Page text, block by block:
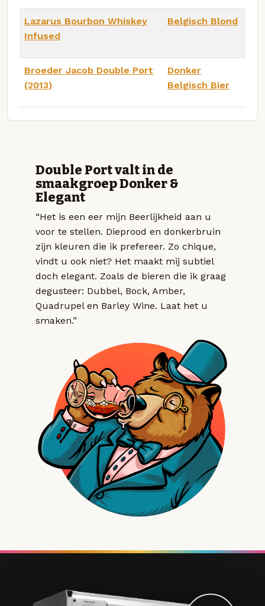
Lazarus Bourbon Whiskey
Infused
Belgisch Blond
Broeder Jacob Double Port
(2013)
Donker
Belgisch Bier
Double Port valt in de
smaakgroep Donker &
Elegant
“Het is een eer mijn Beerlijkheid aan u
voor te stellen. Dieprood en donkerbruin
zijn kleuren die ik prefereer. Zo chique,
vindt u ook niet? Het maakt mij subtiel
doch elegant. Zoals de bieren die ik graag
degusteer: Dubbel, Bock, Amber,
Quadrupel en Barley Wine. Laat het u
smaken.”